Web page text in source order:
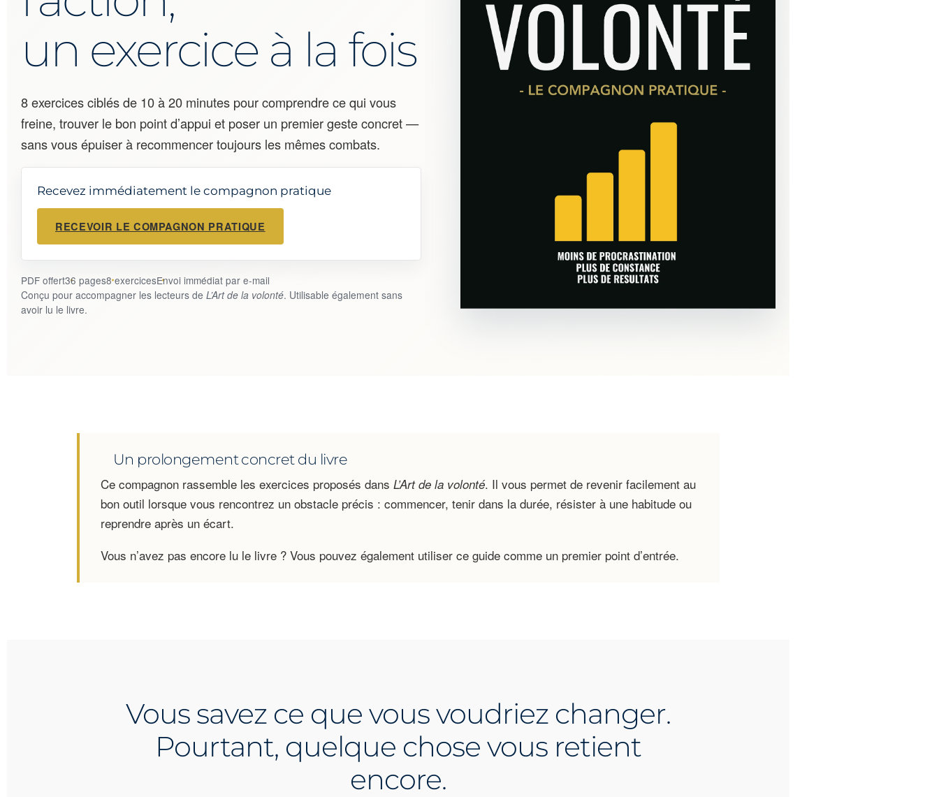
un exercice à la fois
8 exercices ciblés de 10 à 20 minutes pour comprendre ce qui vous
freine, trouver le bon point d’appui et poser un premier geste concret —
sans vous épuiser à recommencer toujours les mêmes combats.
Recevez immédiatement le compagnon pratique
RECEVOIR LE COMPAGNON PRATIQUE
PDF offert36 pages8 exercicesEnvoi immédiat par e-mail
Conçu pour accompagner les lecteurs de L’Art de la volonté. Utilisable également sans
avoir lu le livre.
Un prolongement concret du livre
Ce compagnon rassemble les exercices proposés dans L’Art de la volonté. Il vous permet de revenir facilement au
bon outil lorsque vous rencontrez un obstacle précis : commencer, tenir dans la durée, résister à une habitude ou
reprendre après un écart.
Vous n’avez pas encore lu le livre ? Vous pouvez également utiliser ce guide comme un premier point d’entrée.
Vous savez ce que vous voudriez changer.
Pourtant, quelque chose vous retient
encore.